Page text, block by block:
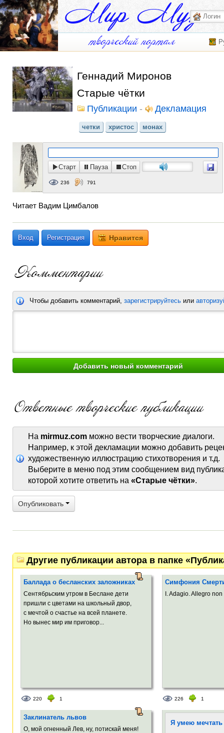
Геннадий Миронов
Старые чётки
Публикации - Декламация
четки христос монах
Старт Пауза Стоп
236 791
Читает Вадим Цимбалов
Вход Регистрация Нравится
Чтобы добавить комментарий, зарегистрируйтесь или
На mirmuz.com можно вести творческие диалоги.
Например, к этой декламации можно добавить
художественную иллюстрацию стихотворения и т.д.
Выберите в меню под этим сообщением вид
которой хотите ответить на «Старые чётки».
Опубликовать
Другие публикации автора в папке
Баллада о бесланских заложниках
Сентябрьским утром в Беслане дети
пришли с цветами на школьный двор,
с мечтой о счастье на всей планете.
Но вынес мир им приговор...
220 1
Симфония
I. Adagio. Allegro non
226 1
Заклинатель львов
О, мой огненный Лев, ну, потискай меня!
Я умею мечтать